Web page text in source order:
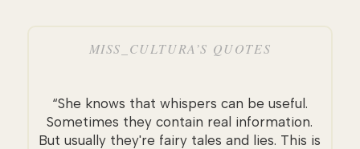
MISS_CULTURA’S QUOTES
“She knows that whispers can be useful.
Sometimes they contain real information.
But usually they're fairy tales and lies. This is